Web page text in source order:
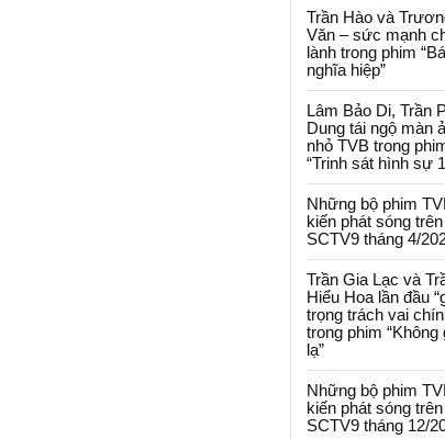
Trần Hào và
Văn – sức mạnh
lành trong phim
nghĩa hiệp”
Lâm Bảo Di, Trần
Dung tái ngộ màn
nhỏ TVB trong
“Trinh sát hình sự
Những bộ phim
kiến phát sóng
SCTV9 tháng 4/
Trần Gia Lạc và
Hiểu Hoa lần đầu
trọng trách vai
trong phim “Không
lạ”
Những bộ phim
kiến phát sóng
SCTV9 tháng 12/